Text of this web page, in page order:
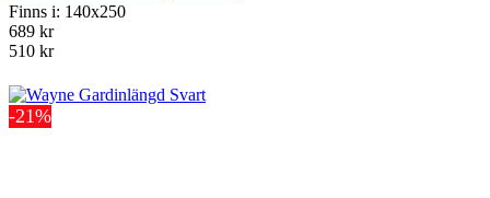
Finns i: 140x250
689 kr
510 kr
-21%